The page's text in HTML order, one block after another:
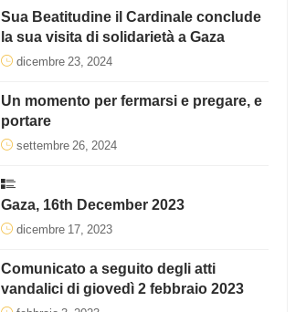
Sua Beatitudine il Cardinale conclude
la sua visita di solidarietà a Gaza
dicembre 23, 2024
Un momento per fermarsi e pregare, e
portare
settembre 26, 2024
Gaza, 16th December 2023
dicembre 17, 2023
Comunicato a seguito degli atti
vandalici di giovedì 2 febbraio 2023